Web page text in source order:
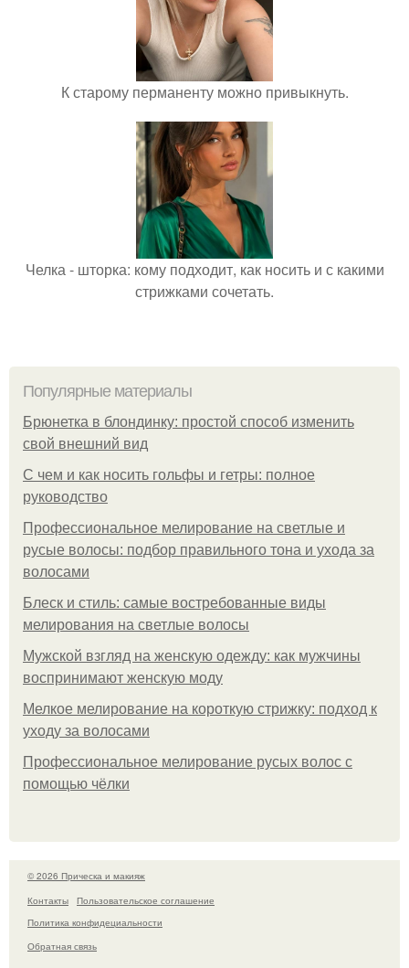
К старому перманенту можно привыкнуть.
Челка - шторка: кому подходит, как носить и с какими
стрижками сочетать.
Популярные материалы
Брюнетка в блондинку: простой способ изменить
свой внешний вид
С чем и как носить гольфы и гетры: полное
руководство
Профессиональное мелирование на светлые и
русые волосы: подбор правильного тона и ухода за
волосами
Блеск и стиль: самые востребованные виды
мелирования на светлые волосы
Мужской взгляд на женскую одежду: как мужчины
воспринимают женскую моду
Мелкое мелирование на короткую стрижку: подход к
уходу за волосами
Профессиональное мелирование русых волос с
помощью чёлки
© 2026 Прическа и макияж
Контакты
Пользовательское соглашение
Политика конфидециальности
Обратная связь